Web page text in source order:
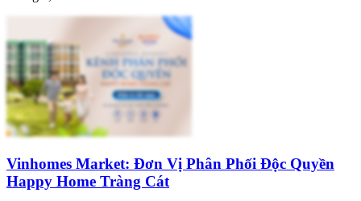
Vinhomes Market: Đơn Vị Phân Phối Độc Quyền
Happy Home Tràng Cát